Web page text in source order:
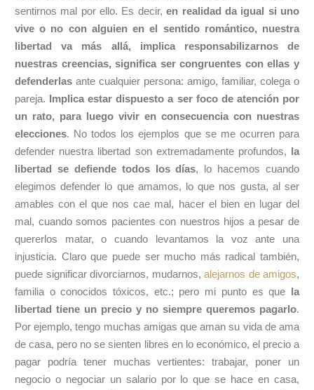
sentirnos mal por ello. Es decir,en realidad da igual si uno
vive o no con alguien en el sentido romántico, nuestra
libertad va más allá, implica responsabilizarnos de
nuestras creencias, significa ser congruentes con ellas y
defenderlas ante cualquier persona: amigo, familiar, colega o
pareja. Implica estar dispuesto a ser foco de atención por
un rato, para luego vivir en consecuencia con nuestras
elecciones. No todos los ejemplos que se me ocurren para
defender nuestra libertad son extremadamente profundos, la
libertad se defiende todos los días, lo hacemos cuando
elegimos defender lo que amamos, lo que nos gusta, al ser
amables con el que nos cae mal, hacer el bien en lugar del
mal, cuando somos pacientes con nuestros hijos a pesar de
quererlos matar, o cuando levantamos la voz ante una
injusticia. Claro que puede ser mucho más radical también,
puede significar divorciarnos, mudarnos, alejarnos de amigos,
familia o conocidos tóxicos, etc.; pero mi punto es que la
libertad tiene un precio y no siempre queremos pagarlo.
Por ejemplo, tengo muchas amigas que aman su vida de ama
de casa, pero no se sienten libres en lo económico, el precio a
pagar podría tener muchas vertientes: trabajar, poner un
negocio o negociar un salario por lo que se hace en casa,